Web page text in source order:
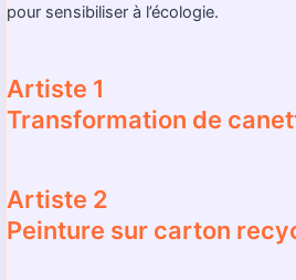
pour sensibiliser à l’écologie.
Artiste 1
Transformation de
Artiste 2
Peinture sur carton